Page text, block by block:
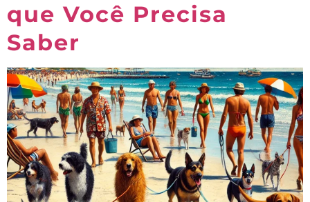
que Você Precisa
Saber